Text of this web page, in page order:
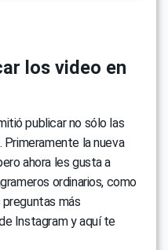
los video en
publicar no sólo las
la nueva
ahora les gusta a
ordinarios, como
preguntas más
Instagram y aquí te